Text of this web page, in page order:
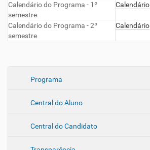
Programa
Central do Aluno
Central do Candidato
Calendário do Programa - 1º
semestre
Calendário
Calendário do Programa - 2º
semestre
Calendário